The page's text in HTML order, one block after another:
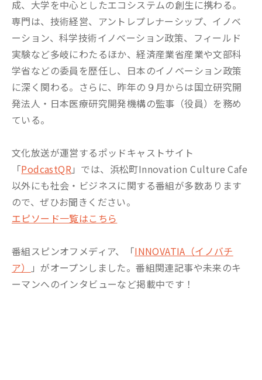
成、大学を中心としたエコシステムの創生に携わる。
専門は、技術経営、アントレプレナーシップ、イノベ
ーション、科学技術イノベーション政策、フィールド
実験など多岐にわたるほか、経済産業省産業や文部科
学省などの委員を歴任し、日本のイノベーション政策
に深く関わる。さらに、昨年の９月からは国立研究開
発法人・日本医療研究開発機構の監事（役員）を務め
ている。
文化放送が運営するポッドキャストサイト
「PodcastQR」では、浜松町Innovation Culture Cafe
以外にも社会・ビジネスに関する番組が多数あります
ので、ぜひお聞きください。
エピソード一覧はこちら
番組スピンオフメディア、「INNOVATIA（イノバチ
ア）
」がオープンしました。番組関連記事や未来のキ
ーマンへのインタビューなど掲載中です！